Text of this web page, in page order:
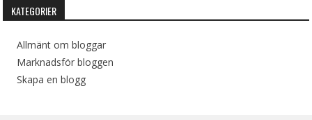
KATEGORIER
Allmänt om bloggar
Marknadsför bloggen
Skapa en blogg